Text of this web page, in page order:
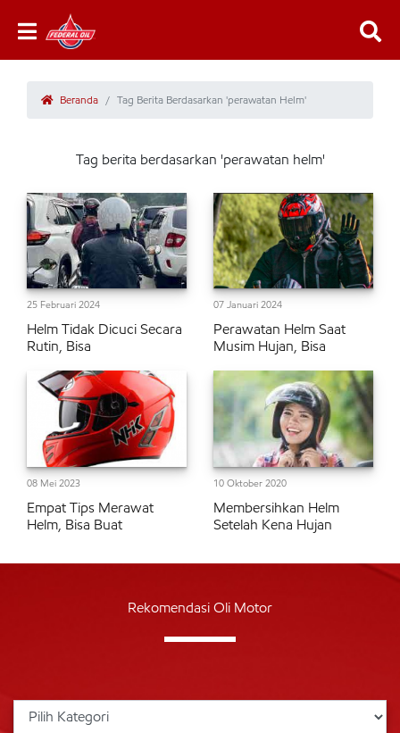
Beranda Tag Berita Berdasarkan 'perawatan Helm'
Tag berita berdasarkan 'perawatan helm'
25 Februari 2024
Helm Tidak Dicuci Secara
Rutin, Bisa
07 Januari 2024
Perawatan Helm Saat
Musim Hujan, Bisa
08 Mei 2023
Empat Tips Merawat
Helm, Bisa Buat
10 Oktober 2020
Membersihkan Helm
Setelah Kena Hujan
Rekomendasi Oli Motor